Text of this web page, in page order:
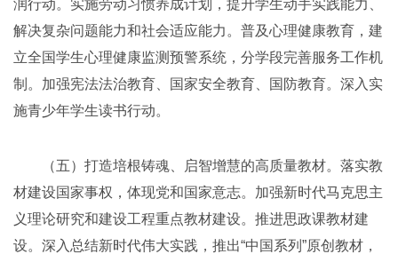
润行动。实施劳动习惯养成计划，提升学生动手实践能力、
解决复杂问题能力和社会适应能力。普及心理健康教育，建
立全国学生心理健康监测预警系统，分学段完善服务工作机
制。加强宪法法治教育、国家安全教育、国防教育。深入实
施青少年学生读书行动。
（五）打造培根铸魂、启智增慧的高质量教材。落实教
材建设国家事权，体现党和国家意志。加强新时代马克思主
义理论研究和建设工程重点教材建设。推进思政课教材建
设。深入总结新时代伟大实践，推出“中国系列”原创教材，